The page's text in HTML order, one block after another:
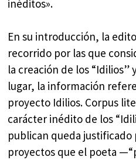
inéditos».
En su introducción, la
recorrido por las que
la creación de los “Idilios”
lugar, la información
proyecto Idilios. Corpus
carácter inédito de los
publican queda
proyectos que el poeta